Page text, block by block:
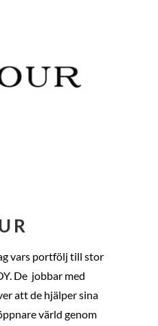
vars portfölj till stor
De jobbar med
att de hjälper sina
värld genom